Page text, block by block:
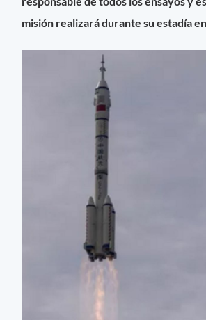
misión realizará durante su estadía